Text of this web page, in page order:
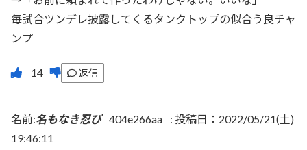
毎試合ツンデレ披露してくるタンクトップの似合う良チャ
ンプ
返信
名前:名もなき忍び 404e266aa : 投稿日：2022/05/21(土)
19:46:11